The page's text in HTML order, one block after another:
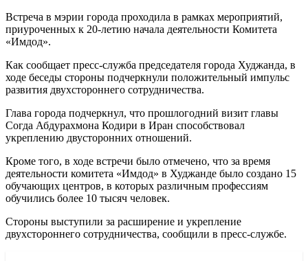
Встреча в мэрии города проходила в рамках мероприятий,
приуроченных к 20-летию начала деятельности Комитета
«Имдод».
Как сообщает пресс-служба председателя города Худжанда, в
ходе беседы стороны подчеркнули положительный импульс
развития двухстороннего сотрудничества.
Глава города подчеркнул, что прошлогодний визит главы
Согда Абдурахмона Кодири в Иран способствовал
укреплению двусторонних отношений.
Кроме того, в ходе встречи было отмечено, что за время
деятельности комитета «Имдод» в Худжанде было создано 15
обучающих центров, в которых различным профессиям
обучились более 10 тысяч человек.
Стороны выступили за расширение и укрепление
двухстороннего сотрудничества, сообщили в пресс-службе.